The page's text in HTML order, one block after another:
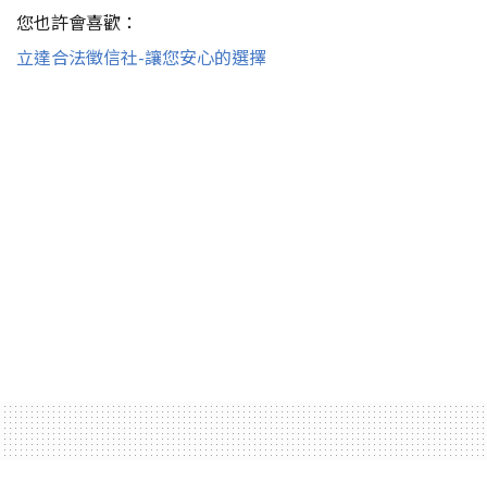
您也許會喜歡：
立達合法徵信社-讓您安心的選擇